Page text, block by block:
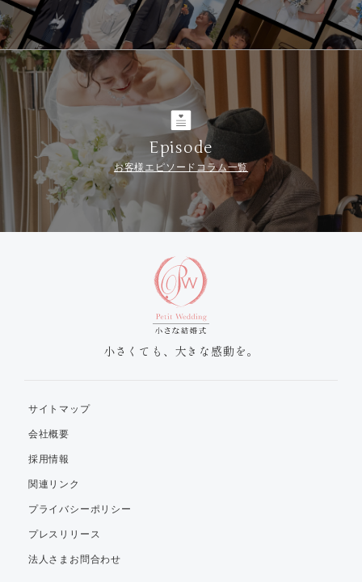
Episode
お客様エピソードコラム一覧
小さくても、大きな感動を。
サイトマップ
会社概要
採用情報
関連リンク
プライバシーポリシー
プレスリリース
法人さまお問合わせ